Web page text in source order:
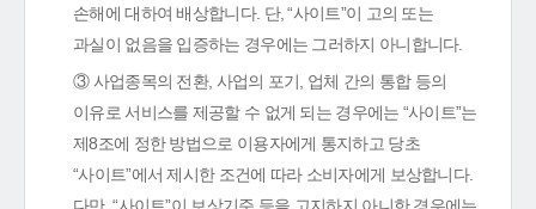
손해에 대하여 배상합니다. 단, “사이트”이 고의 또는
과실이 없음을 입증하는 경우에는 그러하지 아니합니다.
③ 사업종목의 전환, 사업의 포기, 업체 간의 통합 등의
이유로 서비스를 제공할 수 없게 되는 경우에는 “사이트”는
제8조에 정한 방법으로 이용자에게 통지하고 당초
“사이트”에서 제시한 조건에 따라 소비자에게 보상합니다.